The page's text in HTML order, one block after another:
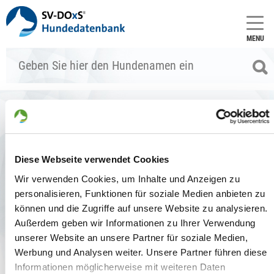
Diese Webseite verwendet Cookies
Wir verwenden Cookies, um Inhalte und Anzeigen zu
personalisieren, Funktionen für soziale Medien anbieten zu
können und die Zugriffe auf unsere Website zu analysieren.
Außerdem geben wir Informationen zu Ihrer Verwendung
unserer Website an unsere Partner für soziale Medien,
Werbung und Analysen weiter. Unsere Partner führen diese
Informationen möglicherweise mit weiteren Daten
MENU
Danka di Casa Jose (SZ 2341901)
Stammdaten
zum Vergleich hinzufügen
Allgemein
Zuchtbuchnr.:
SZ 2341901, ROI 14/130014
Zuchtart:
Haarart:
Stockhaar
Farbe:
schwarz-braun
Geschlecht:
Hündin